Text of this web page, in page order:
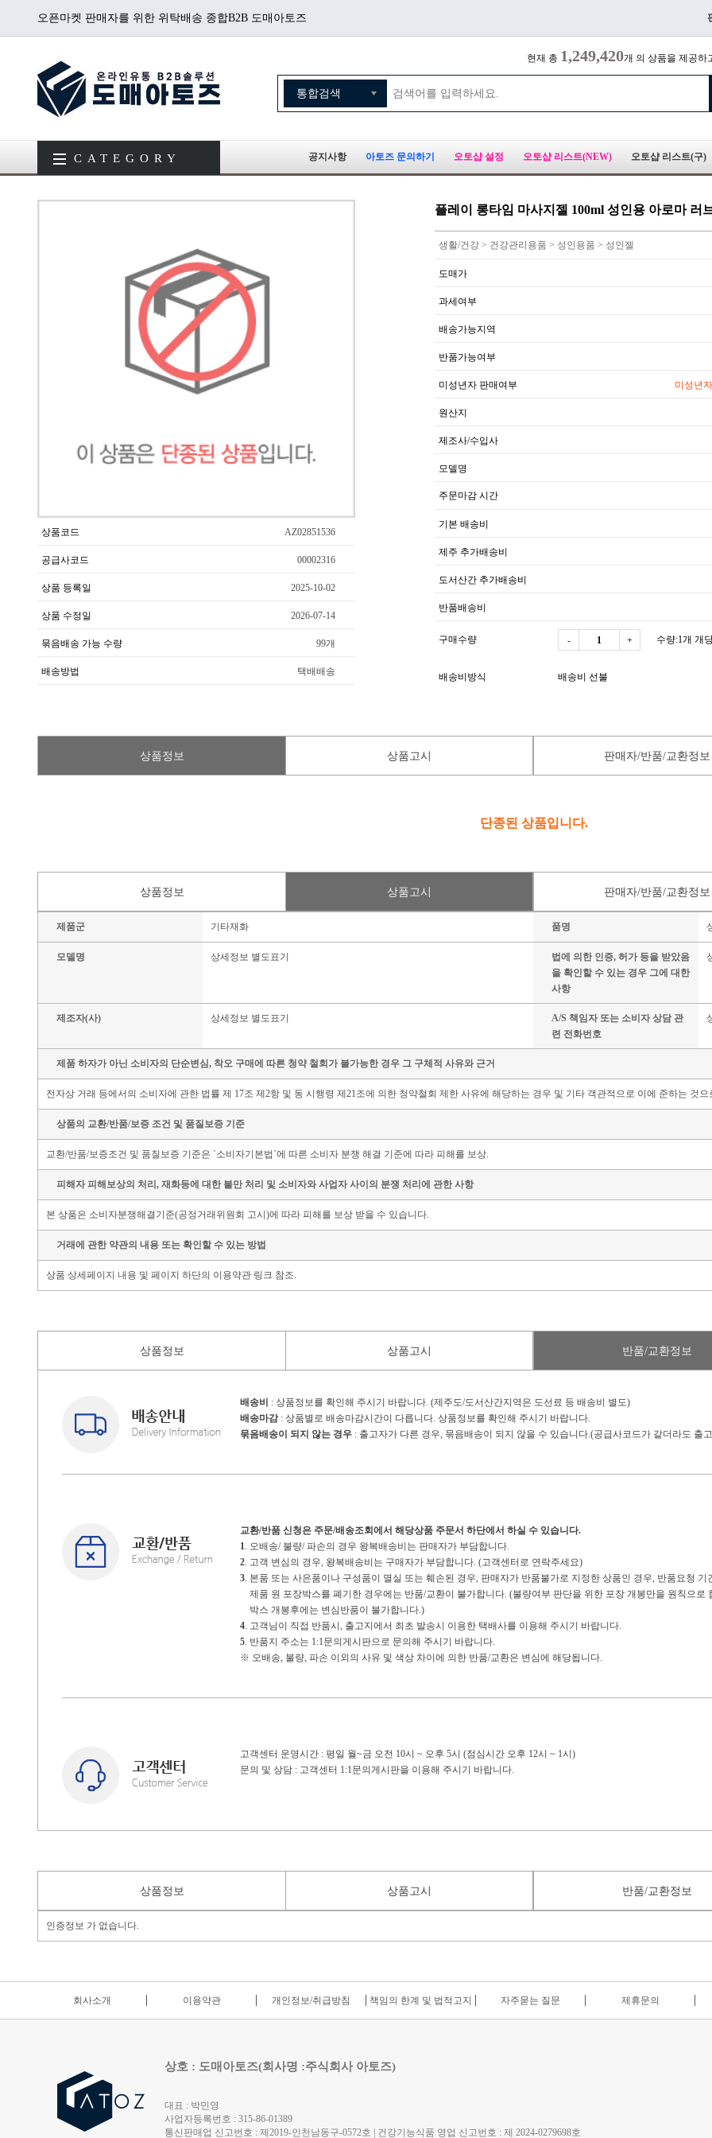
오픈마켓 판매자를 위한 위탁배송 종합B2B 도매아토즈
현재 총 1,249,420개 의 상품을 제공하
CATEGORY 공지사항 아토즈 문의하기 오토샵 설정 오토샵 리스트(NEW) 오토샵 리스트(구)
상품코드 AZ02851536
공급사코드 00002316
상품 등록일 2025-10-02
상품 수정일 2026-07-14
묶음배송 가능 수량 99개
배송방법 택배배송
플레이 롱타임 마사지젤 100ml 성인용 아로마 러
생활/건강 > 건강관리용품 > 성인용품 > 성인젤
도매가
과세여부
배송가능지역
반품가능여부
미성년자 판매여부 미성년
원산지
제조사/수입사
모델명
주문마감 시간
기본 배송비
제주 추가배송비
도서산간 추가배송비
반품배송비
구매수량 - + 수량:1개 개
배송비방식 배송비 선불
상품정보 상품고시 판매자/반품/교환정보
단종된 상품입니다.
상품정보 상품고시 판매자/반품/교환정보
제품군 기타재화 품명
모델명 상세정보 별도표기
법에 의한 인증, 허가 등을 받았음
을 확인할 수 있는 경우 그에 대한
사항
제조자(사) 상세정보 별도표기
A/S 책임자 또는 소비자 상담 관
련 전화번호
제품 하자가 아닌 소비자의 단순변심, 착오 구매에 따른 청약 철회가 불가능한 경우 그 구체적 사유와 근거
전자상 거래 등에서의 소비자에 관한 법률 제 17조 제2항 및 동 시행령 제21조에 의한 청약철회 제한 사유에 해당하는 경우 및 기타 객관적으로 이에 준하는 것으
상품의 교환/반품/보증 조건 및 품질보증 기준
교환/반품/보증조건 및 품질보증 기준은 `소비자기본법`에 따른 소비자 분쟁 해결 기준에 따라 피해를 보상.
피해자 피해보상의 처리, 재화등에 대한 불만 처리 및 소비자와 사업자 사이의 분쟁 처리에 관한 사항
본 상품은 소비자분쟁해결기준(공정거래위원회 고시)에 따라 피해를 보상 받을 수 있습니다.
거래에 관한 약관의 내용 또는 확인할 수 있는 방법
상품 상세페이지 내용 및 페이지 하단의 이용약관 링크 참조.
상품정보 상품고시 반품/교환정보
배송비
: 상품정보를 확인해 주시기 바랍니다. (제주도/도서산간지역은 도선료 등 배송비 별도)
배송마감: 상품별로 배송마감시간이 다릅니다. 상품정보를 확인해 주시기 바랍니다.
묶음배송이 되지 않는 경우 : 출고자가 다른 경우, 묶음배송이 되지 않을 수 있습니다.(공급사코드가 같더라도 출
교환/반품 신청은 주문/배송조회에서 해당상품 주문서 하단에서 하실 수 있습니다.
1. 오배송/ 불량/ 파손의 경우 왕복배송비는 판매자가 부담합니다.
2. 고객 변심의 경우, 왕복배송비는 구매자가 부담합니다. (고객센터로 연락주세요)
3. 본품 또는 사은품이나 구성품이 멸실 또는 훼손된 경우, 판매자가 반품불가로 지정한 상품인 경우, 반품요청 기
제품 원 포장박스를 폐기한 경우에는 반품/교환이 불가합니다. (불량여부 판단을 위한 포장 개봉만을 원칙으로
박스 개봉후에는 변심반품이 불가합니다.)
4. 고객님이 직접 반품시, 출고지에서 최초 발송시 이용한 택배사를 이용해 주시기 바랍니다.
5. 반품지 주소는 1:1문의게시판으로 문의해 주시기 바랍니다.
※ 오배송, 불량, 파손 이외의 사유 및 색상 차이에 의한 반품/교환은 변심에 해당됩니다.
고객센터 운영시간 : 평일 월~금 오전 10시 ~ 오후 5시 (점심시간 오후 12시 ~ 1시)
문의 및 상담 : 고객센터 1:1문의게시판을 이용해 주시기 바랍니다.
상품정보 상품고시 반품/교환정보
인증정보 가 없습니다.
회사소개 이용약관 개인정보/취급방침 책임의 한계 및 법적고지 자주묻는 질문 제휴문의
상호 : 도매아토즈(회사명 :주식회사 아토즈)
대표 : 박민영
사업자등록번호 : 315-86-01389
통신판매업 신고번호 : 제2019-인천남동구-0572호 | 건강기능식품 영업 신고번호 : 제 2024-0279698호